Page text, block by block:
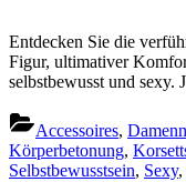
Entdecken Sie die
Figur, ultimativer
selbstbewusst und sexy.
Accessoires,
Körperbetonung,
Selbstbewusstsein, Sexy,